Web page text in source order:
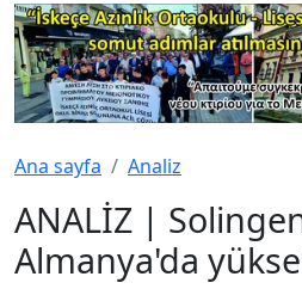
Ana sayfa Analiz
ANALİZ |
Almanya'da